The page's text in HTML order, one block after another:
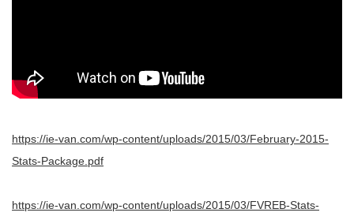
https://ie-van.com/wp-content/uploads/2015/03/February-2015-
Stats-Package.pdf
https://ie-van.com/wp-content/uploads/2015/03/FVREB-Stats-